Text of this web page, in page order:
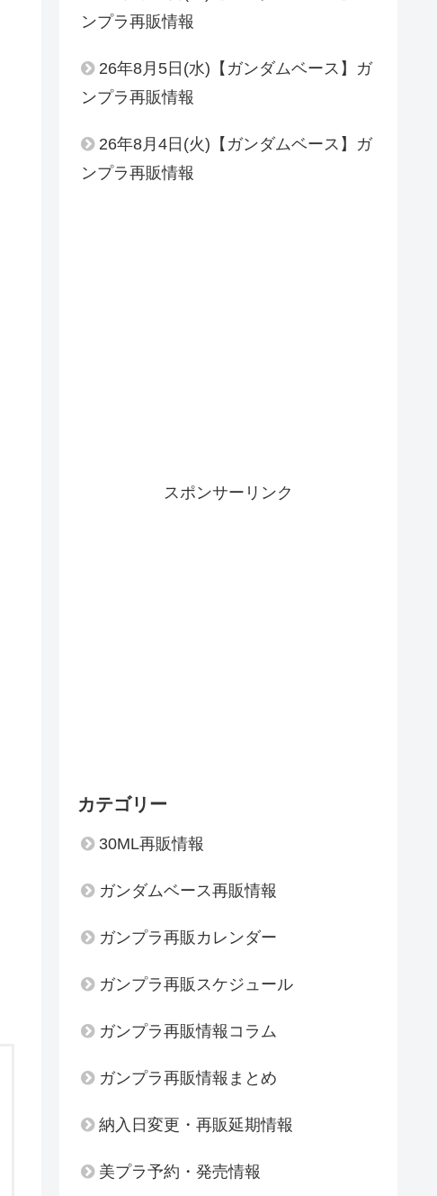
ンプラ再販情報
26年8月5日(水)【ガンダムベース】ガ
ンプラ再販情報
26年8月4日(火)【ガンダムベース】ガ
ンプラ再販情報
スポンサーリンク
カテゴリー
30ML再販情報
ガンダムベース再販情報
ガンプラ再販カレンダー
ガンプラ再販スケジュール
ガンプラ再販情報コラム
ガンプラ再販情報まとめ
納入日変更・再販延期情報
美プラ予約・発売情報